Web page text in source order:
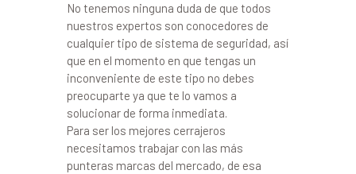
No tenemos ninguna duda de que todos
nuestros expertos son conocedores de
cualquier tipo de sistema de seguridad, así
que en el momento en que tengas un
inconveniente de este tipo no debes
preocuparte ya que te lo vamos a
solucionar de forma inmediata.
Para ser los mejores cerrajeros
necesitamos trabajar con las más
punteras marcas del mercado, de esa